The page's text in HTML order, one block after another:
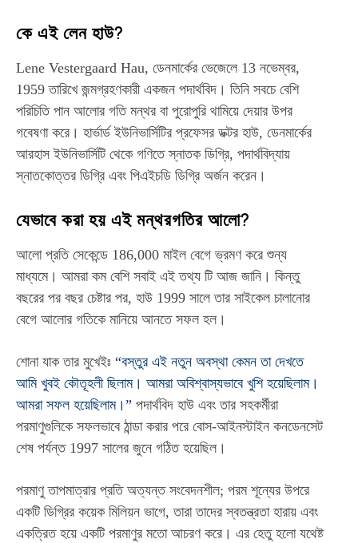
কে এই লেন হাউ?
Lene Vestergaard Hau, ডেনমার্কের ভেজেলে 13 নভেম্বর,
1959 তারিখে জন্মগ্রহণকারী একজন পদার্থবিদ। তিনি সবচে বেশি
পরিচিতি পান আলোর গতি মন্থর বা পুরোপুরি থামিয়ে দেয়ার উপর
গবেষণা করে। হার্ভার্ড ইউনিভার্সিটির প্রফেসর ডক্টর হাউ, ডেনমার্কের
আরহাস ইউনিভার্সিটি থেকে গণিতে স্নাতক ডিগ্রি, পদার্থবিদ্যায়
স্নাতকোত্তর ডিগ্রি এবং পিএইচডি ডিগ্রি অর্জন করেন।
যেভাবে করা হয় এই মন্থরগতির আলো?
আলো প্রতি সেকেন্ডে 186,000 মাইল বেগে ভ্রমণ করে শুন্য
মাধ্যমে। আমরা কম বেশি সবাই এই তথ্য টি আজ জানি। কিন্তু
বছরের পর বছর চেষ্টার পর, হাউ 1999 সালে তার সাইকেল চালানোর
বেগে আলোর গতিকে মানিয়ে আনতে সফল হল।
শোনা যাক তার মুখেইঃ “বস্তুর এই নতুন অবস্থা কেমন তা দেখতে
আমি খুবই কৌতূহলী ছিলাম। আমরা অবিশ্বাস্যভাবে খুশি হয়েছিলাম।
আমরা সফল হয়েছিলাম।” পদার্থবিদ হাউ এবং তার সহকর্মীরা
পরমাণুগুলিকে সফলভাবে ঠান্ডা করার পরে বোস-আইনস্টাইন কনডেনসেট
শেষ পর্যন্ত 1997 সালের জুনে গঠিত হয়েছিল।
পরমাণু তাপমাত্রার প্রতি অত্যন্ত সংবেদনশীল; পরম শূন্যের উপরে
একটি ডিগ্রির কয়েক মিলিয়ন ভাগে, তারা তাদের স্বতন্ত্রতা হারায় এবং
একত্রিত হয়ে একটি পরমাণুর মতো আচরণ করে। এর হেতু হলো যথেষ্ট